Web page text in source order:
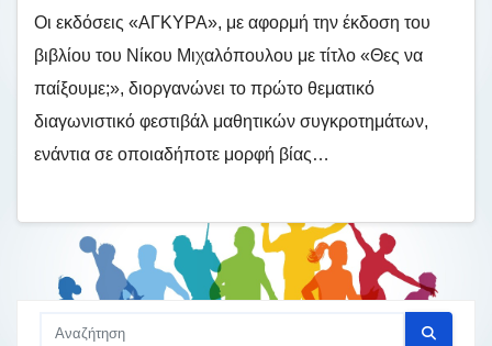
Oι εκδόσεις «ΑΓΚΥΡΑ», με αφορμή την έκδοση του
βιβλίου του Νίκου Μιχαλόπουλου με τίτλο «Θες να
παίξουμε;», διοργανώνει το πρώτο θεματικό
διαγωνιστικό φεστιβάλ μαθητικών συγκροτημάτων,
ενάντια σε οποιαδήποτε μορφή βίας…